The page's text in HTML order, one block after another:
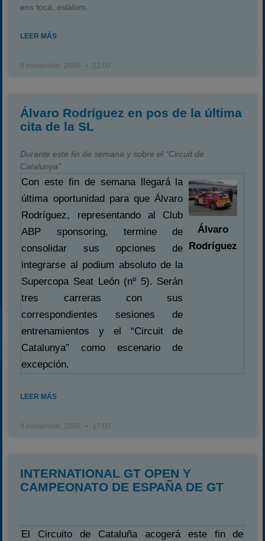
ens toca, eslàlom.
LEER MÁS
9 noviembre, 2006 22:00
Álvaro Rodríguez en pos de la última
cita de la SL
Durante este fin de semana y sobre el “Circuit de
Catalunya”
Con este fin de semana llegará la
última oportunidad para que Álvaro
Rodríguez, representando al Club
ABP sponsoring, termine de
consolidar sus opciones de
integrarse al podium absoluto de la
Supercopa Seat León (nº 5). Serán
tres carreras con sus
correspondientes sesiones de
entrenamientos y el “Circuit de
Catalunya” como escenario de
excepción.
Álvaro
Rodríguez
LEER MÁS
9 noviembre, 2006 17:00
INTERNATIONAL GT OPEN Y
CAMPEONATO DE ESPAÑA DE GT
El Circuito de Cataluña acogerá este fin de